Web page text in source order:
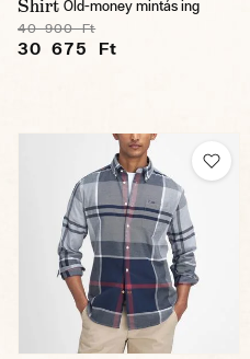
Shirt Old-money mintás ing
40 900 Ft
30 675 Ft